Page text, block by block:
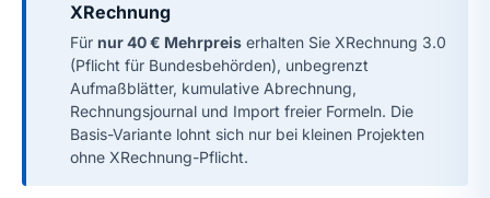
XRechnung
Für nur 40 € Mehrpreis erhalten Sie XRechnung 3.0
(Pflicht für Bundesbehörden), unbegrenzt
Aufmaßblätter, kumulative Abrechnung,
Rechnungsjournal und Import freier Formeln. Die
Basis-Variante lohnt sich nur bei kleinen Projekten
ohne XRechnung-Pflicht.